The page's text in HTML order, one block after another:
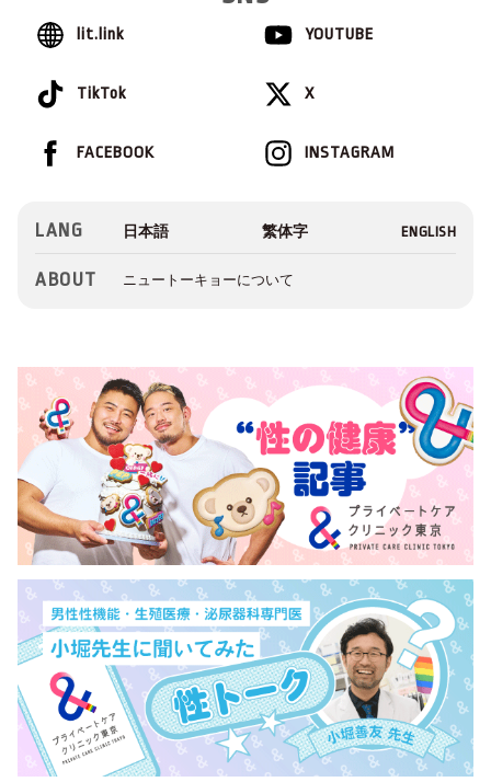
lit.link YOUTUBE
TikTok X
INSTAGRAM
FACEBOOK
LANG
ABOUT ニュートーキョーについて